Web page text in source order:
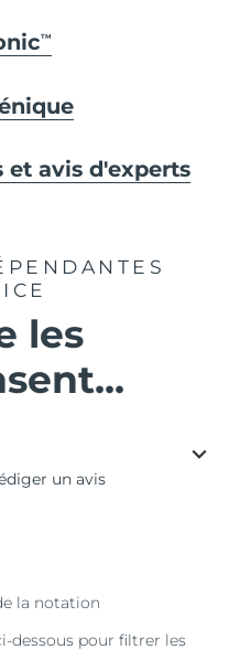
TM
et avis d'experts
les
un avis